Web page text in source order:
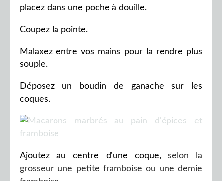
placez dans une poche à douille.
Coupez la pointe.
Malaxez entre vos mains pour la rendre plus
souple.
Déposez un boudin de ganache sur les
coques.
Ajoutez au centre d'une coque, selon la
grosseur une petite framboise ou une demie